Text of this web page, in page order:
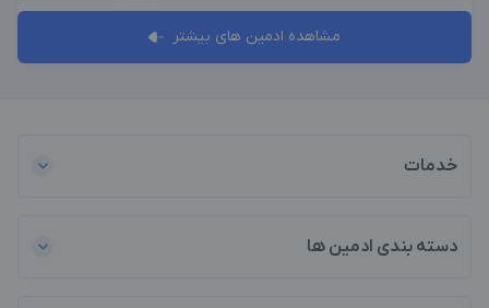
مشاهده ادمین های بیشتر
خدمات
دسته بندی ادمین ها